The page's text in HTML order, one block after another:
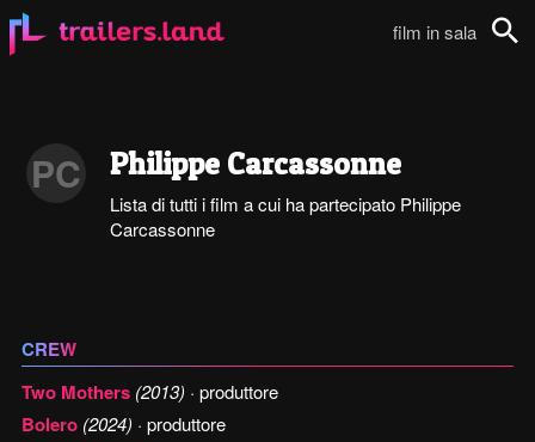
film in sala
PC Philippe Carcassonne
Lista di tutti i film a cui ha partecipato Philippe
Carcassonne
CREW
Two Mothers (2013) · produttore
Bolero (2024) · produttore